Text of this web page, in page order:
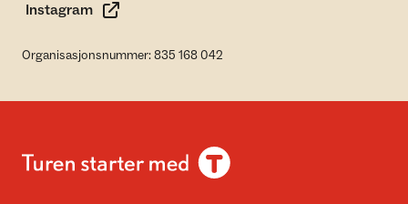
Instagram
Organisasjonsnummer: 835 168 042